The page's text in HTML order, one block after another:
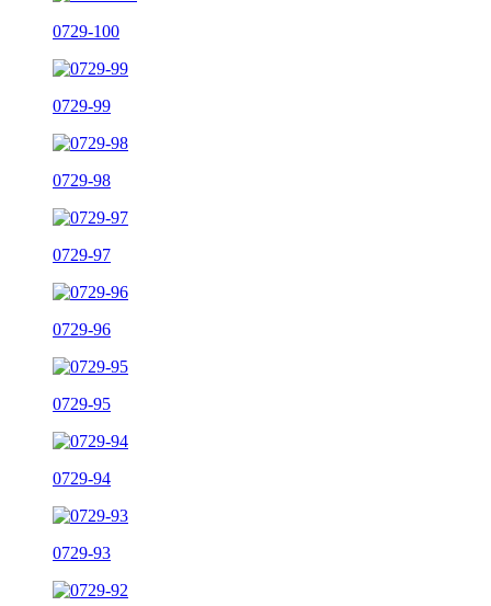
0729-100
0729-99
0729-98
0729-97
0729-96
0729-95
0729-94
0729-93